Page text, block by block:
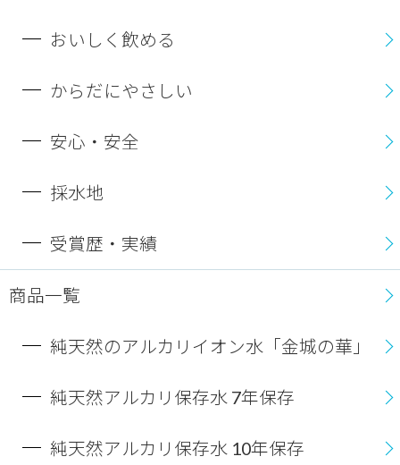
おいしく飲める
からだにやさしい
安心・安全
採水地
受賞歴・実績
商品一覧
純天然のアルカリイオン水「金城の華」
純天然アルカリ保存水 7年保存
純天然アルカリ保存水 10年保存